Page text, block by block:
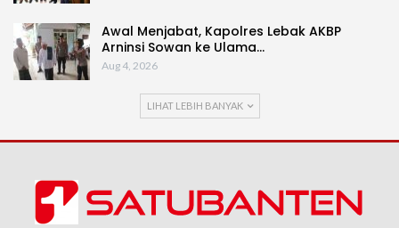
Awal Menjabat, Kapolres Lebak AKBP
Arninsi Sowan ke Ulama…
Aug 4, 2026
LIHAT LEBIH BANYAK